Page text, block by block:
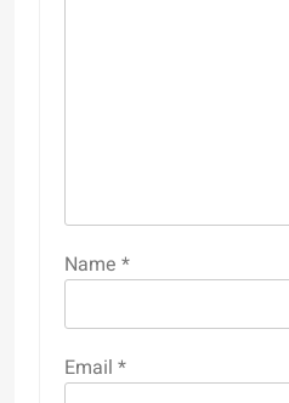
Name *
Email *